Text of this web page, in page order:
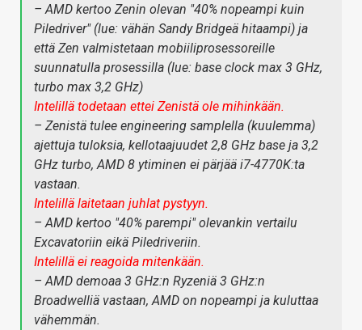
– AMD kertoo Zenin olevan "40% nopeampi kuin
Piledriver" (lue: vähän Sandy Bridgeä hitaampi) ja
että Zen valmistetaan mobiiliprosessoreille
suunnatulla prosessilla (lue: base clock max 3 GHz,
turbo max 3,2 GHz)
Intelillä todetaan ettei Zenistä ole mihinkään.
– Zenistä tulee engineering samplella (kuulemma)
ajettuja tuloksia, kellotaajuudet 2,8 GHz base ja 3,2
GHz turbo, AMD 8 ytiminen ei pärjää i7-4770K:ta
vastaan.
Intelillä laitetaan juhlat pystyyn.
– AMD kertoo "40% parempi" olevankin vertailu
Excavatoriin eikä Piledriveriin.
Intelillä ei reagoida mitenkään.
– AMD demoaa 3 GHz:n Ryzeniä 3 GHz:n
Broadwelliä vastaan, AMD on nopeampi ja kuluttaa
vähemmän.